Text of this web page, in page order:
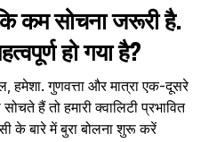
कम सोचना जरूरी है.
हो गया है?
हमेशा. गुणवत्ता और मात्रा एक-दूसरे
हैं तो हमारी क्वालिटी प्रभावित
के बारे में बुरा बोलना शुरू करें